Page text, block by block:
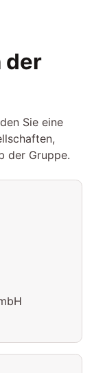
der
Sie eine
der Gruppe.